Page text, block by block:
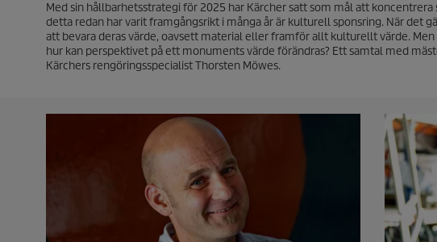
Med sin hållbarhetsstrategi för 2025 har Kärcher satt som mål att
detta redan har varit framgångsrikt i många år är kulturell sponsring. När det
att bevara deras värde, oavsett material eller framför allt kulturellt värde.
hur kan perspektivet på ett monuments värde förändras? Ett samtal med
Kärchers rengöringsspecialist Thorsten Möwes.